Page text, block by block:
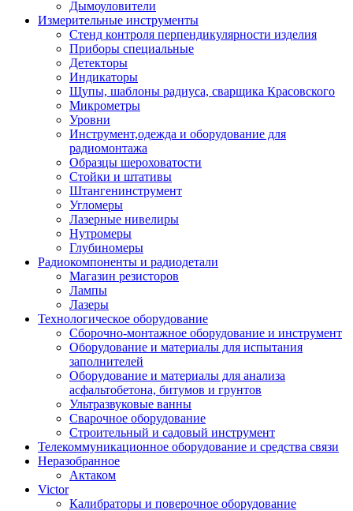
Дымоуловители
Измерительные инструменты
Стенд контроля перпендикулярности изделия
Приборы специальные
Детекторы
Индикаторы
Щупы, шаблоны радиуса, сварщика Красовского
Микрометры
Уровни
Инструмент,одежда и оборудование для
радиомонтажа
Образцы шероховатости
Стойки и штативы
Штангенинструмент
Угломеры
Лазерные нивелиры
Нутромеры
Глубиномеры
Радиокомпоненты и радиодетали
Магазин резисторов
Лампы
Лазеры
Технологическое оборудование
Сборочно-монтажное оборудование и инструмент
Оборудование и материалы для испытания
заполнителей
Оборудование и материалы для анализа
асфальтобетона, битумов и грунтов
Ультразвуковые ванны
Сварочное оборудование
Строительный и садовый инструмент
Телекоммуникационное оборудование и средства связи
Неразобранное
Актаком
Victor
Калибраторы и поверочное оборудование